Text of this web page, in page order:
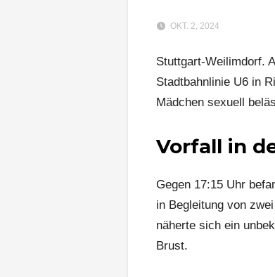
OKT. 2, 2024
Stuttgart-Weilimdorf.
Stadtbahnlinie U6 in
Mädchen sexuell
Vorfall in
Gegen 17:15 Uhr
in Begleitung von
näherte sich ein
Brust.